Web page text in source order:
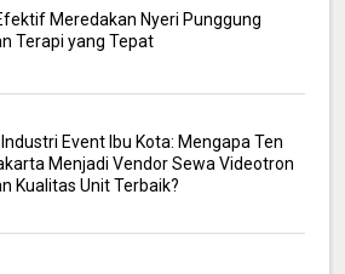
Meredakan Nyeri Punggung
Terapi yang Tepat
Event Ibu Kota: Mengapa Ten
Menjadi Vendor Sewa Videotron
Kualitas Unit Terbaik?